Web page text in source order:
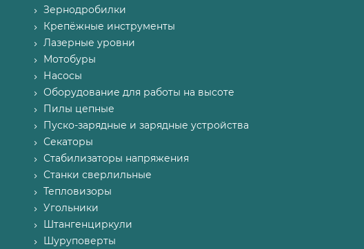
Зернодробилки
Крепёжные инструменты
Лазерные уровни
Мотобуры
Насосы
Оборудование для работы на высоте
Пилы цепные
Пуско-зарядные и зарядные устройства
Секаторы
Стабилизаторы напряжения
Станки сверлильные
Тепловизоры
Угольники
Штангенциркули
Шуруповерты